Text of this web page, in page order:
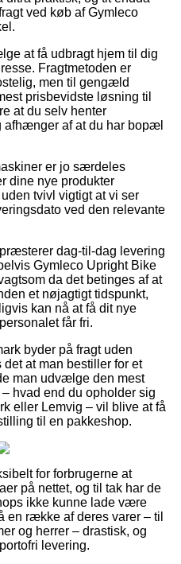
ved køb af Gymleco
at få udbragt hjem til dig
Fragtmetoden er
men til gengæld
prisbevidste løsning til
at du selv henter
afhænger af at du har bopæl
er jo særdeles
dine nye produkter
tvivl vigtigt at vi ser
ved den relevante
dag-til-dag levering
Gymleco Upright Bike
da det betinges af at
et nøjagtigt tidspunkt,
kan nå at få dit nye
får fri.
byder på fragt uden
at man bestiller for et
man udvælge den mest
hvad end du opholder sig
eller Lemvig – vil blive at få
til en pakkeshop.
for forbrugerne at
på nettet, og til tak har de
ikke kunne lade være
en række af deres varer – til
og herrer – drastisk, og
levering.